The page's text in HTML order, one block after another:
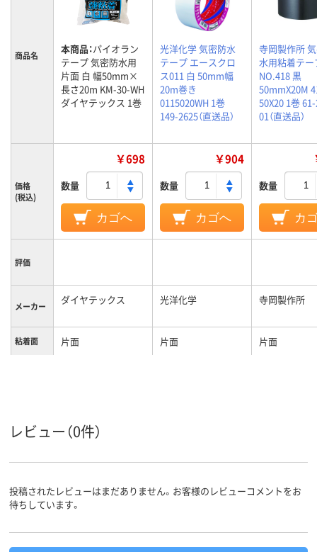
商品名 本商品：パイオラン
テープ 気密防水用
片面 白 幅50mm×
長さ20m KM-30-WH
ダイヤテックス 1巻
光洋化学 気密防水
テープ エースクロ
ス011 白 50mm幅
20m巻き
0115020WH 1巻
149-2625（直送品）
寺岡製作所
水用粘着テー
NO.418 黒
50mmX20M
50X20 1巻
01（直送品）
価格
(税込)
￥698
数量
カゴへ
￥904
数量
カゴへ
数量
カ
評価
メーカー ダイヤテックス 光洋化学 寺岡製作所
粘着面 片面 片面 片面
レビュー（0件）
投稿されたレビューはまだありません。お客様のレビューコメントをお
待ちしています。